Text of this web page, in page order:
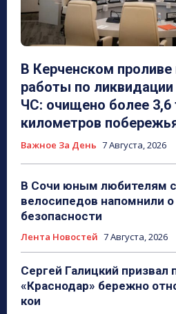
В Керченском
работы по
ЧС: очищено более 3,6
километров
Важное За День 7 Августа, 2026
В Сочи юным любителям
велосипедов напомнили о
безопасности
Лента Новостей 7 Августа, 2026
Сергей Галицкий призвал
«Краснодар» бережно
кои